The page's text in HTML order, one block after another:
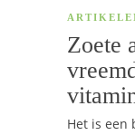
Zoete
Het is een